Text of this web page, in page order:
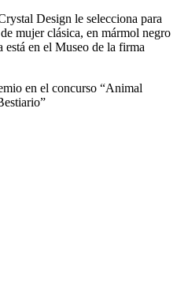
Design le selecciona para
mujer clásica, en mármol negro
en el Museo de la firma
en el concurso “Animal